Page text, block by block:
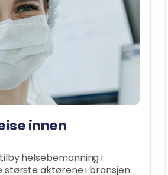
innen
helsebemanning i
største aktørene i bransjen.